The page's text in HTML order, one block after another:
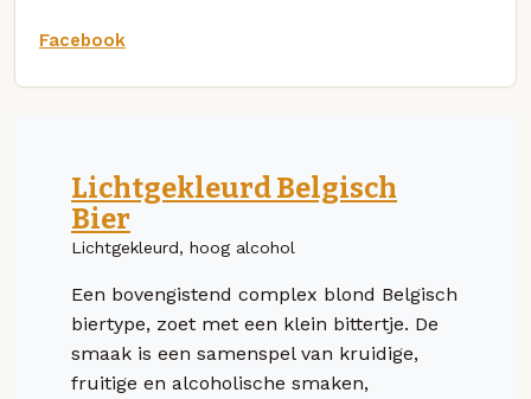
Facebook
Lichtgekleurd Belgisch
Bier
Lichtgekleurd, hoog alcohol
Een bovengistend complex blond Belgisch
biertype, zoet met een klein bittertje. De
smaak is een samenspel van kruidige,
fruitige en alcoholische smaken,